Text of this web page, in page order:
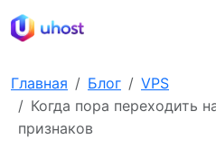
Главная Блог
VPS
Когда пора переходить
признаков